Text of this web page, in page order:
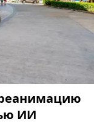
ИИ